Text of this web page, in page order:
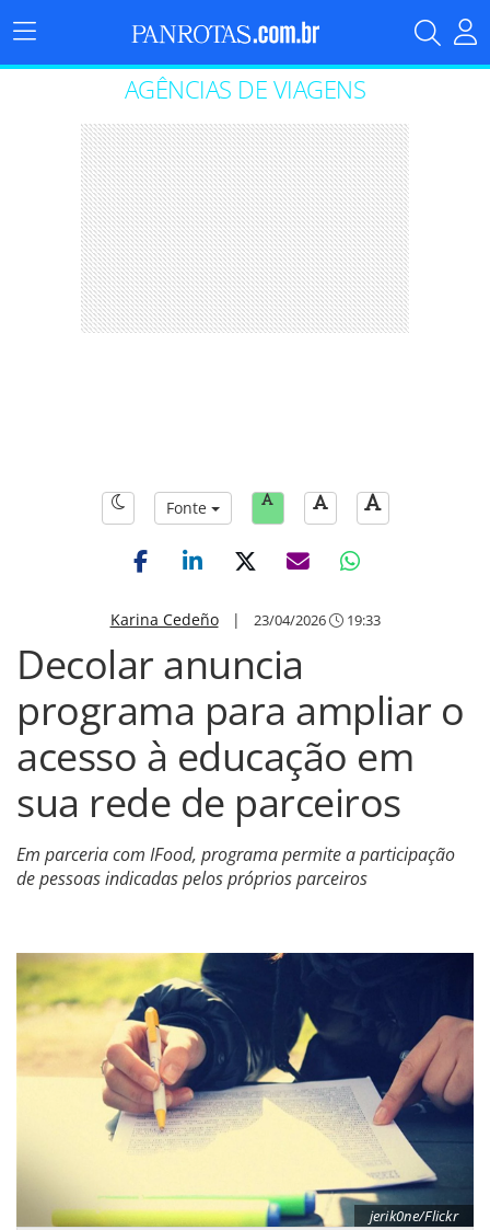
Menu
Principal
AGÊNCIAS DE VIAGENS
Fonte
Karina Cedeño| 23/04/2026 19:33
Decolar anuncia
programa para ampliar o
acesso à educação em
sua rede de parceiros
Em parceria com IFood, programa permite a participação
de pessoas indicadas pelos próprios parceiros
jerik0ne/Flickr